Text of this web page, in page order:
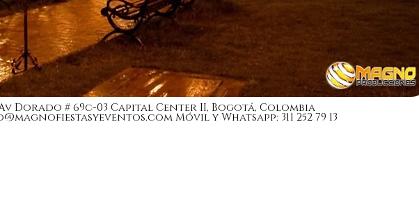
Dorado # 69c-03 Capital Center II, Bogotá, Colombia
Móvil y Whatsapp: 311 252 79 13